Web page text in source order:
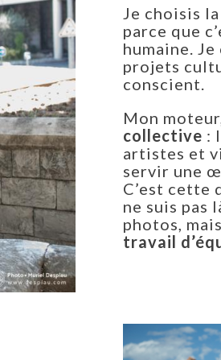
Je choisis
parce que
humaine.
projets
conscient.
Mon
collective :
artistes et
servir une
C’est cette
ne suis pas
photos,
travail